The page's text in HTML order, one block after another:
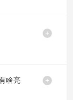
啥亮